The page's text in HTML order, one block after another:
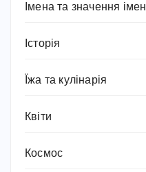
Імена та значення імен
Історія
Їжа та кулінарія
Квіти
Космос